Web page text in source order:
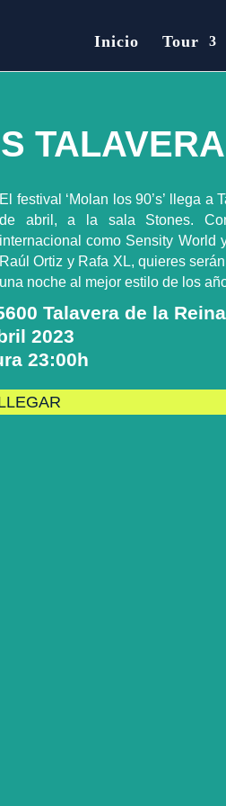
Inicio Tour
TALAVERA
El festival ‘Molan los 90’s’ llega
de abril, a la sala Stones.
internacional como Sensity World
Raúl Ortiz y Rafa XL, quieres
una noche al mejor estilo de los
Talavera de la
2023
23:00h